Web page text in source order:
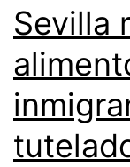
Sevilla